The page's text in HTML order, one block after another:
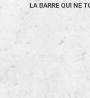
LA BARRE QUI NE